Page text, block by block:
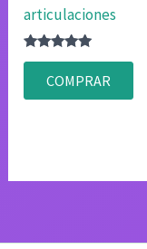
articulaciones
Valorado
4.80
de 5
COMPRAR